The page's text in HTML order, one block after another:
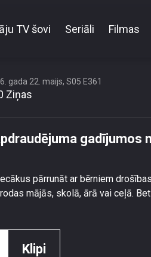
TV šovi Seriāli Filmas
gada 22. maijs, S05 E361
Ziņas
gadījumos
pārrunāt ar bērniem
mājās, skolā, ārā vai ceļā.
Klipi